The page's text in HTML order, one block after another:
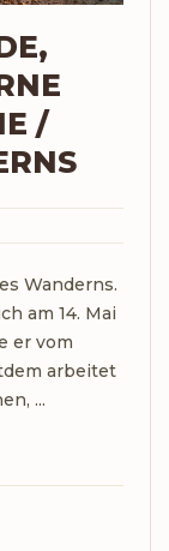
/
Wanderns.
am 14. Mai
er vom
arbeitet
...